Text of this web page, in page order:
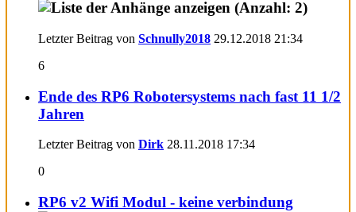
Letzter Beitrag von Schnully2018 29.12.2018 21:34
6
Ende des RP6 Robotersystems nach fast 11 1/2
Jahren
Letzter Beitrag von Dirk 28.11.2018 17:34
0
RP6 v2 Wifi Modul - keine verbindung